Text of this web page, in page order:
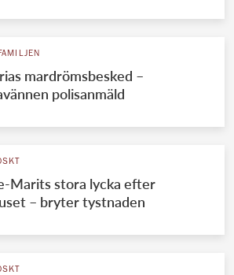
mardrömsbesked –
polisanmäld
Marits stora lycka efter
– bryter tystnaden